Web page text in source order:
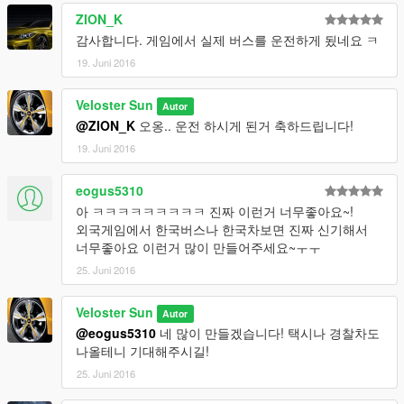
ZION_K
감사합니다. 게임에서 실제 버스를 운전하게 됬네요 ㅋ
19. Juni 2016
Veloster Sun Autor
@ZION_K 오옹.. 운전 하시게 된거 축하드립니다!
19. Juni 2016
eogus5310
아 ㅋㅋㅋㅋㅋㅋㅋㅋㅋ 진짜 이런거 너무좋아요~!
외국게임에서 한국버스나 한국차보면 진짜 신기해서
너무좋아요 이런거 많이 만들어주세요~ㅜㅜ
25. Juni 2016
Veloster Sun Autor
@eogus5310 네 많이 만들겠습니다! 택시나 경찰차도
나올테니 기대해주시길!
25. Juni 2016